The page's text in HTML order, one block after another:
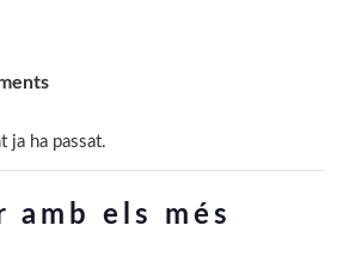
ja ha passat.
amb els més